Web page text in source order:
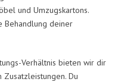
und Umzugskartons.
Behandlung deiner
Verhältnis bieten wir dir
Zusatzleistungen. Du